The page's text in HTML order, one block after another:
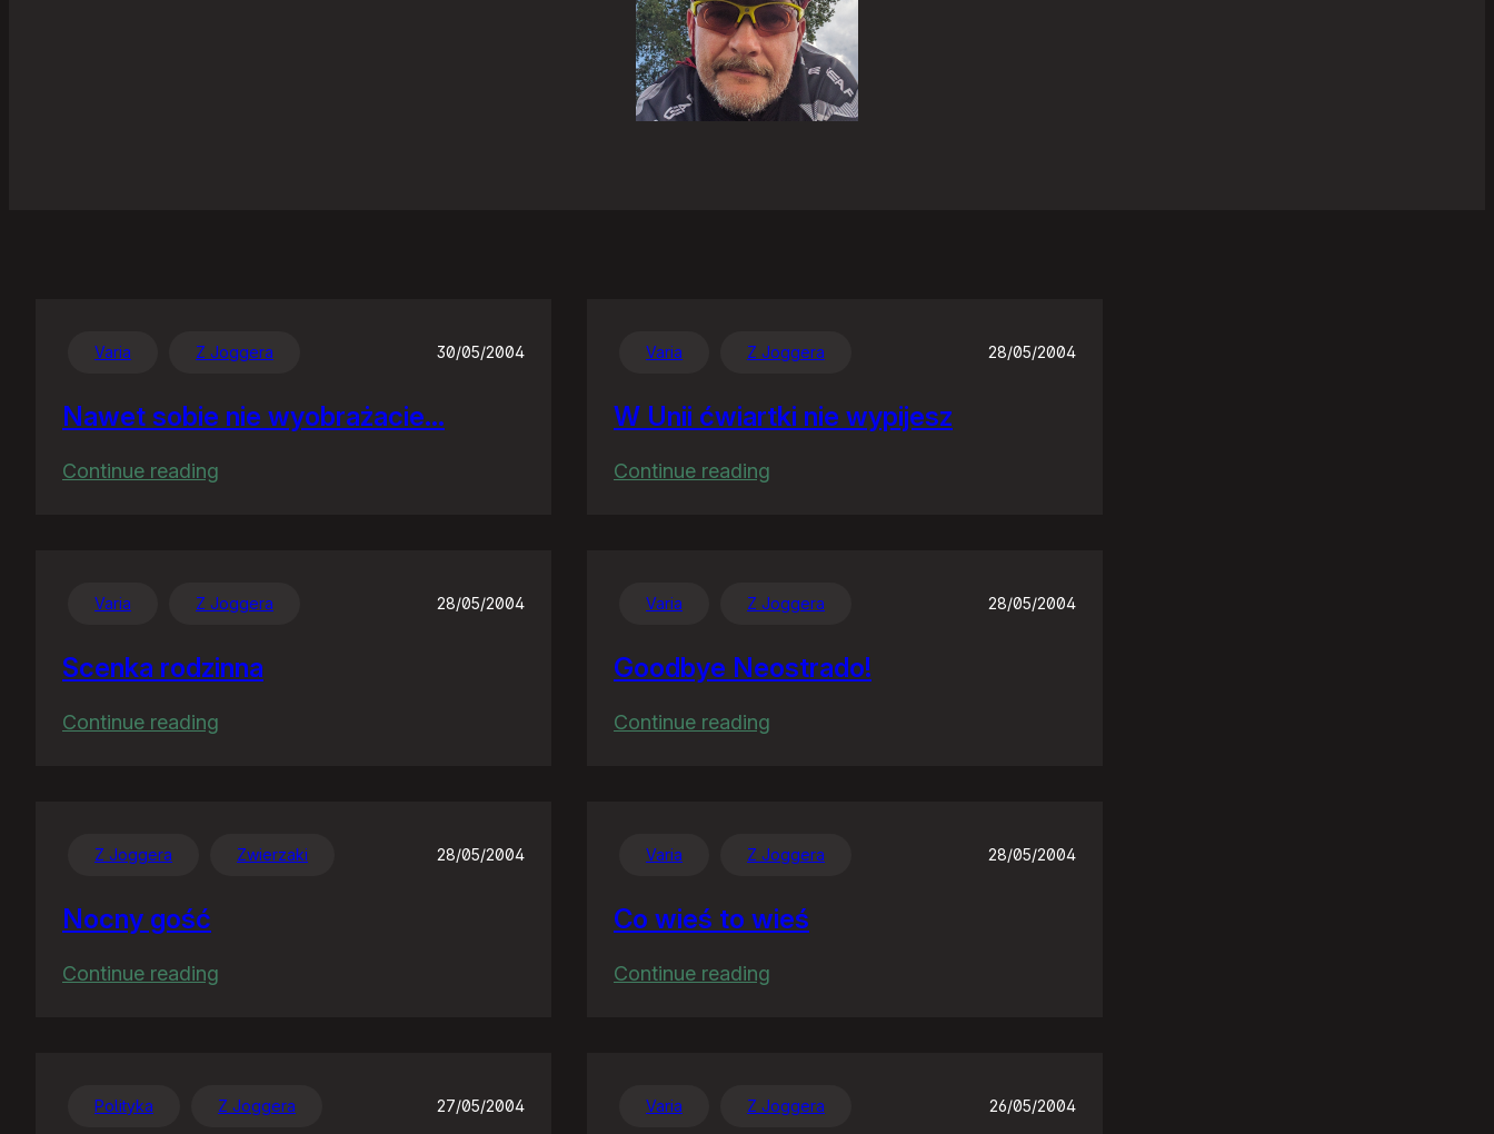
Varia Z Joggera 30/05/2004
Nawet sobie nie wyobrażacie…
Continue reading
wyobrażacie…
Varia Z Joggera 28/05/2004
W Unii ćwiartki nie wypijesz
Continue reading
nie
Varia Z Joggera 28/05/2004
Scenka rodzinna
Continue reading
Varia Z Joggera 28/05/2004
Goodbye Neostrado!
Continue reading
Z Joggera Zwierzaki 28/05/2004
Nocny gość
Continue reading
Varia Z Joggera 28/05/2004
Co wieś to wieś
Continue reading
wieś
Polityka Z Joggera 27/05/2004 Varia Z Joggera 26/05/2004